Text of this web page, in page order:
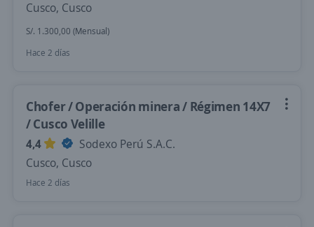
Cusco, Cusco
S/. 1.300,00 (Mensual)
Hace 2 días
Chofer / Operación minera / Régimen 14X7
/ Cusco Velille
4,4
Sodexo Perú S.A.C.
Cusco, Cusco
Hace 2 días